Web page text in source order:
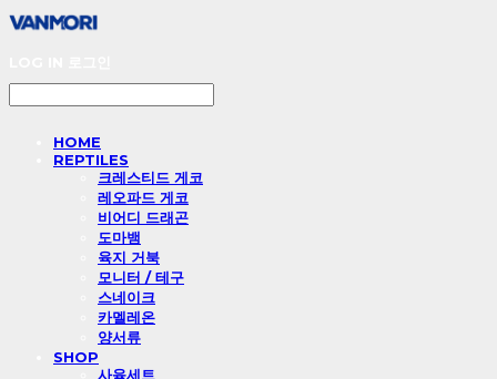
HOME
REPTILES
크레스티드 게코
레오파드 게코
비어디 드래곤
도마뱀
육지 거북
모니터 / 테구
스네이크
카멜레온
양서류
SHOP
사육세트